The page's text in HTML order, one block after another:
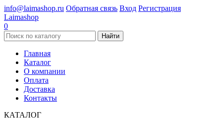
info@laimashop.ru Обратная связь Вход Регистрация
Laimashop
0
Найти
Главная
Каталог
О компании
Оплата
Доставка
Контакты
КАТАЛОГ